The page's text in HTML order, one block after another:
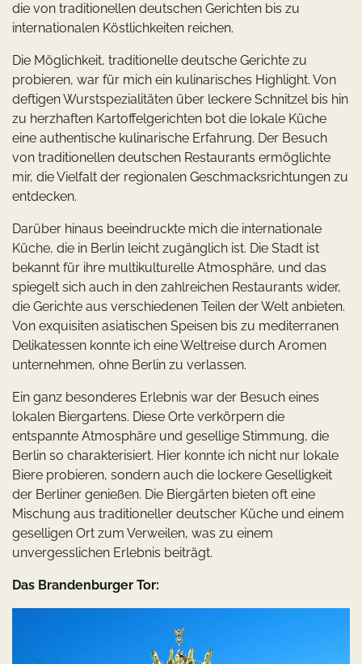
die von traditionellen deutschen Gerichten bis zu
internationalen Köstlichkeiten reichen.
Die Möglichkeit, traditionelle deutsche Gerichte zu
probieren, war für mich ein kulinarisches Highlight. Von
deftigen Wurstspezialitäten über leckere Schnitzel bis hin
zu herzhaften Kartoffelgerichten bot die lokale Küche
eine authentische kulinarische Erfahrung. Der Besuch
von traditionellen deutschen Restaurants ermöglichte
mir, die Vielfalt der regionalen Geschmacksrichtungen zu
entdecken.
Darüber hinaus beeindruckte mich die internationale
Küche, die in Berlin leicht zugänglich ist. Die Stadt ist
bekannt für ihre multikulturelle Atmosphäre, und das
spiegelt sich auch in den zahlreichen Restaurants wider,
die Gerichte aus verschiedenen Teilen der Welt anbieten.
Von exquisiten asiatischen Speisen bis zu mediterranen
Delikatessen konnte ich eine Weltreise durch Aromen
unternehmen, ohne Berlin zu verlassen.
Ein ganz besonderes Erlebnis war der Besuch eines
lokalen Biergartens. Diese Orte verkörpern die
entspannte Atmosphäre und gesellige Stimmung, die
Berlin so charakterisiert. Hier konnte ich nicht nur lokale
Biere probieren, sondern auch die lockere Geselligkeit
der Berliner genießen. Die Biergärten bieten oft eine
Mischung aus traditioneller deutscher Küche und einem
geselligen Ort zum Verweilen, was zu einem
unvergesslichen Erlebnis beiträgt.
Das Brandenburger Tor: